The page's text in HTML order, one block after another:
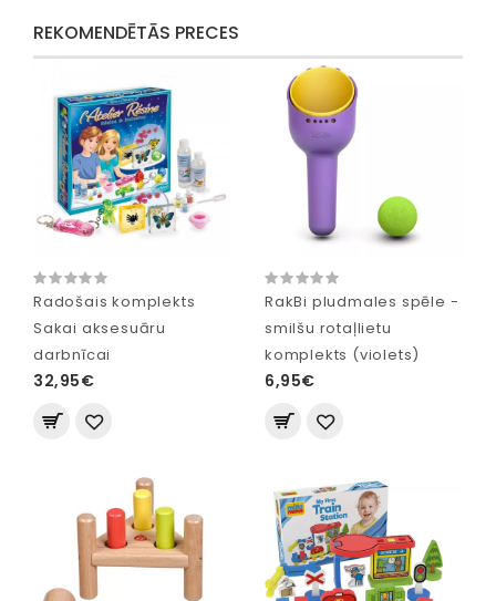
REKOMENDĒTĀS PRECES
Radošais komplekts
Sakai aksesuāru
darbnīcai
32,95€
RakBi pludmales spēle -
smilšu rotaļlietu
komplekts (violets)
6,95€